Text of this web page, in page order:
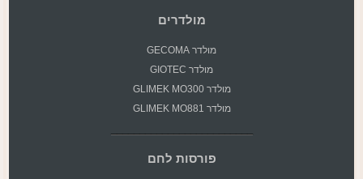
מולדרים
מולדר GECOMA
מולדר GIOTEC
מולדר GLIMEK MO300
מולדר GLIMEK MO881
פורסות לחם